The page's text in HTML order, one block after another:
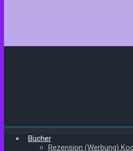
Bücher
Rezension (Werbung)